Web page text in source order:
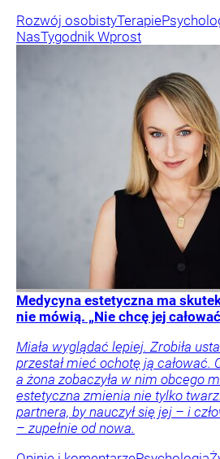
Rozwój osobistyTerapie
NasTygodnik Wprost
Medycyna estetyczna ma
nie mówią. „Nie chcę jej
Miała wyglądać lepiej. Zrobiła
przestał mieć ochotę ją całować.
a żona zobaczyła w nim obcego
estetyczna zmienia nie tylko
partnera, by nauczył się jej – i
– zupełnie od nowa.